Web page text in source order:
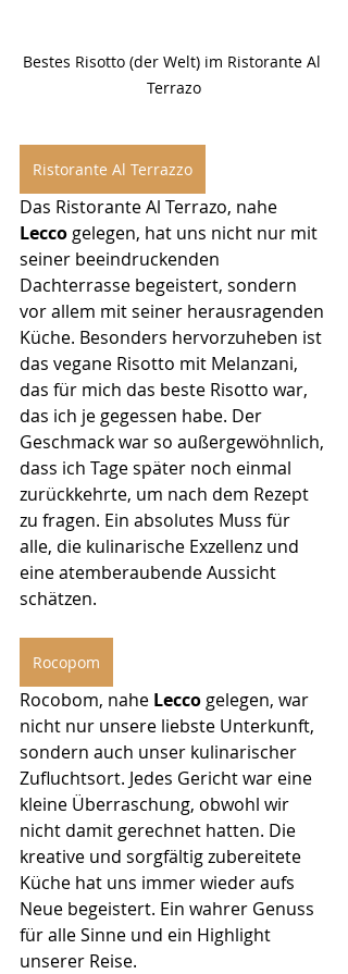
Bestes Risotto (der Welt) im Ristorante Al
Terrazo
Ristorante Al Terrazzo
Das Ristorante Al Terrazo, nahe
Lecco gelegen, hat uns nicht nur mit
seiner beeindruckenden
Dachterrasse begeistert, sondern
vor allem mit seiner herausragenden
Küche. Besonders hervorzuheben ist
das vegane Risotto mit Melanzani,
das für mich das beste Risotto war,
das ich je gegessen habe. Der
Geschmack war so außergewöhnlich,
dass ich Tage später noch einmal
zurückkehrte, um nach dem Rezept
zu fragen. Ein absolutes Muss für
alle, die kulinarische Exzellenz und
eine atemberaubende Aussicht
schätzen.
Rocopom
Rocobom, nahe Lecco gelegen, war
nicht nur unsere liebste Unterkunft,
sondern auch unser kulinarischer
Zufluchtsort. Jedes Gericht war eine
kleine Überraschung, obwohl wir
nicht damit gerechnet hatten. Die
kreative und sorgfältig zubereitete
Küche hat uns immer wieder aufs
Neue begeistert. Ein wahrer Genuss
für alle Sinne und ein Highlight
unserer Reise.